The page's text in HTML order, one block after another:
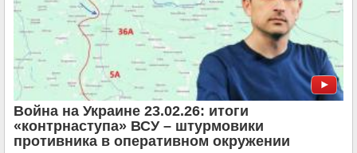
Война на Украине 23.02.26: итоги
«контрнаступа» ВСУ – штурмовики
противника в оперативном окружении